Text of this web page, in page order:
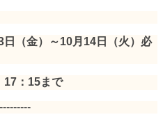
日（金）～10月14日（火）必
17：15まで